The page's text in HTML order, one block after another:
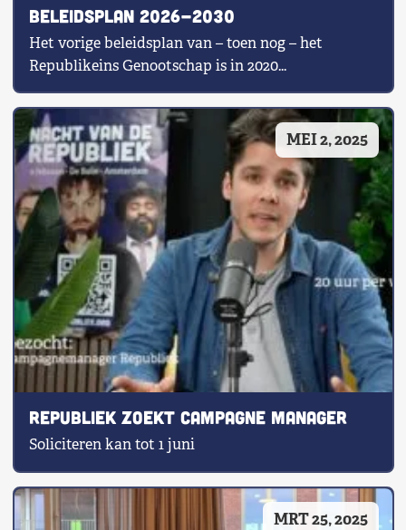
Beleidsplan 2026-2030
Het vorige beleidsplan van – toen nog – het
Republikeins Genootschap is in 2020...
MEI 2, 2025
Republiek zoekt campagne manager
Soliciteren kan tot 1 juni
MRT 25, 2025